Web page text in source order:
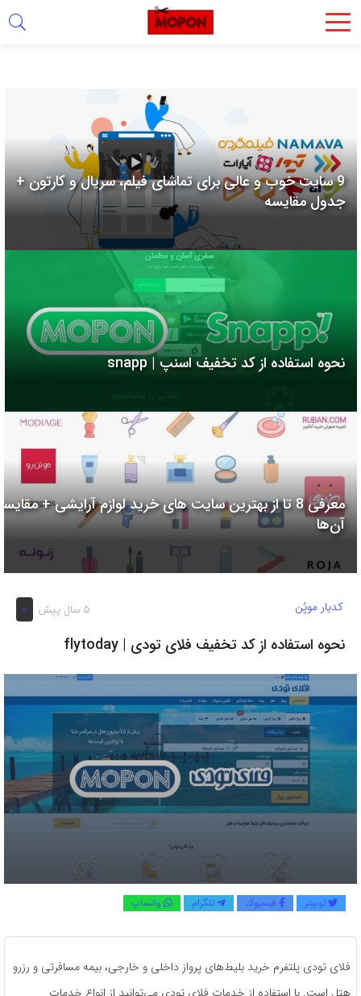
اشتراک
از
روش‌های
زیر
می‌توانید
صفحه
دوستان
خود
به
بگذارید.
لینک
9 سایت خوب و عالی برای تماشای فیلم، سریال و کارتون +
جدول مقایسه
نحوه استفاده از کد تخفیف اسنپ | snapp
معرفی 8 تا از بهترین سایت های خرید لوازم آرایشی +
آن‌ها
5 سال پیش 0 کدیار موپُن
نحوه استفاده از کد تخفیف فلای تودی | flytoday
توییتر فیسبوک تلگرام واتساپ
فلای تودی پلتفرم خرید بلیط‌های پرواز داخلی و خارجی، بیمه مسافرتی و رزرو